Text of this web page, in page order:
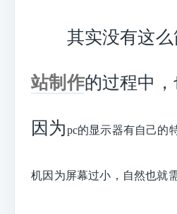
其实没有这么
站制作的过程中
因为pc的显示器有自己的
机因为屏幕过小，自然也就